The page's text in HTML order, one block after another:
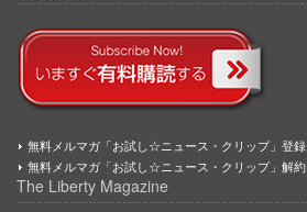
無料メルマガ「お試し☆ニュース・クリップ」登録
無料メルマガ「お試し☆ニュース・クリップ」解約
The Liberty Magazine